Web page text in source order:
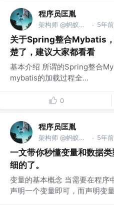
程序员匡胤
架构师 @蚂蚁金服 · 5年前
关于Spring整合Mybatis
楚了，建议大家都看看
基本介绍 所谓的Spring整合
mybatis的加载过程全...
0
程序员匡胤
架构师 @蚂蚁金服 · 5年前
一文带你秒懂变量和数据
细的了。
变量的基本概念 当需要在程序
声明一个变量即可，而声明变